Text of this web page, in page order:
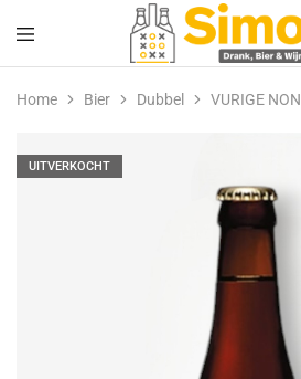
Simonsdrank.nl
Drank,
Bier
&
Home Bier Dubbel VURIGE NON
UITVERKOCHT